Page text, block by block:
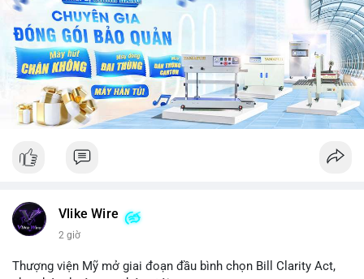
Vlike Wire
2 giờ
Thượng viện Mỹ mở giai đoạn đầu bình chọn Bill Clarity Act,